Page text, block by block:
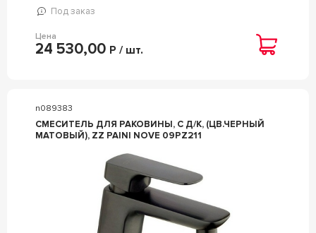
Под заказ
Цена
24 530,00 Р / шт.
n089383
СМЕСИТЕЛЬ ДЛЯ РАКОВИНЫ, C Д/К, (ЦВ.ЧЕРНЫЙ
МАТОВЫЙ), ZZ PAINI NOVE 09PZ211